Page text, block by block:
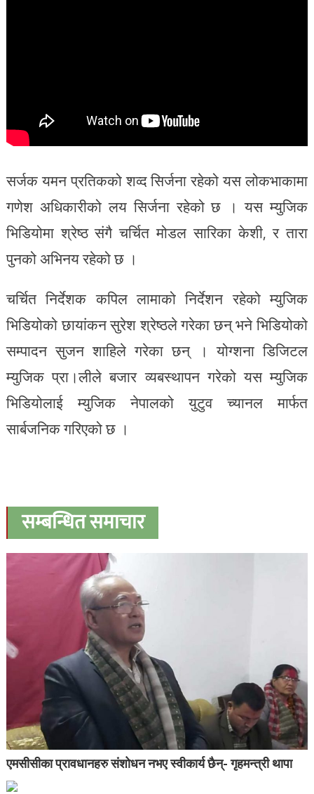
सर्जक यमन प्रतिकको शव्द सिर्जना रहेको यस लोकभाकामा
गणेश अधिकारीको लय सिर्जना रहेको छ । यस म्युजिक
भिडियोमा श्रेष्ठ संगै चर्चित मोडल सारिका केशी, र तारा
पुनको अभिनय रहेको छ ।
चर्चित निर्देशक कपिल लामाको निर्देशन रहेको म्युजिक
भिडियोको छायांकन सुरेश श्रेष्ठले गरेका छन् भने भिडियोको
सम्पादन सुजन शाहिले गरेका छन् । योग्शना डिजिटल
म्युजिक प्रा।लीले बजार व्यबस्थापन गरेको यस म्युजिक
भिडियोलाई म्युजिक नेपालको युटुव च्यानल मार्फत
सार्बजनिक गरिएको छ ।
सम्बन्धित समाचार
एमसीसीका प्रावधानहरु संशोधन नभए स्वीकार्य छैन्- गृहमन्त्री थापा